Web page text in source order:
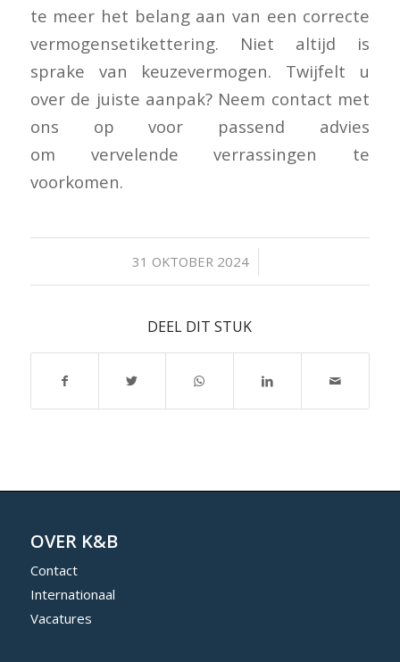
te meer het belang aan van een correcte
vermogensetikettering. Niet altijd is
sprake van keuzevermogen. Twijfelt u
over de juiste aanpak? Neem contact met
ons op voor passend advies
om vervelende verrassingen te
voorkomen.
31 OKTOBER 2024
/
DEEL DIT STUK
OVER K&B
Contact
Internationaal
Vacatures